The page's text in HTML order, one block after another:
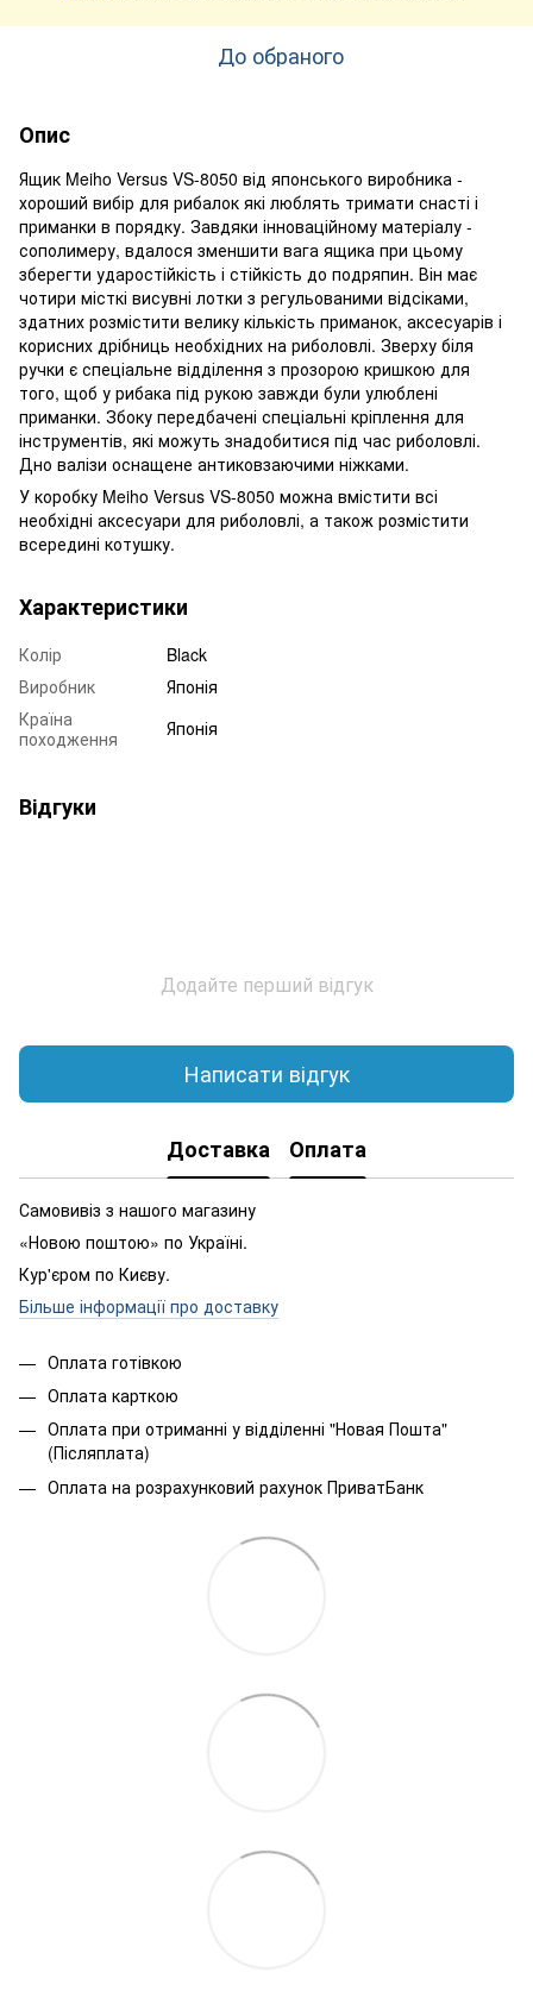
До обраного
Опис
Ящик Meiho Versus VS-8050 від японського виробника -
хороший вибір для рибалок які люблять тримати снасті і
приманки в порядку. Завдяки інноваційному матеріалу -
сополимеру, вдалося зменшити вага ящика при цьому
зберегти ударостійкість і стійкість до подряпин. Він має
чотири місткі висувні лотки з регульованими відсіками,
здатних розмістити велику кількість приманок, аксесуарів і
корисних дрібниць необхідних на риболовлі. Зверху біля
ручки є спеціальне відділення з прозорою кришкою для
того, щоб у рибака під рукою завжди були улюблені
приманки. Збоку передбачені спеціальні кріплення для
інструментів, які можуть знадобитися під час риболовлі.
Дно валізи оснащене антиковзаючими ніжками.
У коробку Meiho Versus VS-8050 можна вмістити всі
необхідні аксесуари для риболовлі, а також розмістити
всередині котушку.
Характеристики
Колір
Black
Виробник
Японія
Країна
походження
Японія
Відгуки
Додайте перший відгук
Написати відгук
Доставка Оплата
Самовивіз з нашого магазину
«Новою поштою» по Україні.
Кур'єром по Києву.
Більше інформації про доставку
Оплата готівкою
Оплата карткою
Оплата при отриманні у відділенні "Новая Пошта"
(Післяплата)
Оплата на розрахунковий рахунок ПриватБанк